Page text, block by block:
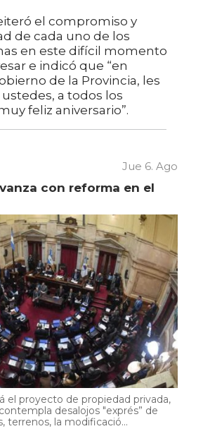
el compromiso y
de cada uno de los
en este difícil momento
e indicó que “en
de la Provincia, les
a todos los
feliz aniversario”.
Jue 6. Ago
con reforma en el
el proyecto de propiedad privada,
desalojos "exprés” de
terrenos, la modificació...